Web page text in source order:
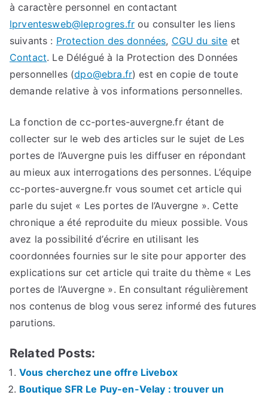
à caractère personnel en contactant
lprventesweb@leprogres.fr ou consulter les liens
suivants : Protection des données, CGU du site et
Contact. Le Délégué à la Protection des Données
personnelles (dpo@ebra.fr) est en copie de toute
demande relative à vos informations personnelles.
La fonction de cc-portes-auvergne.fr étant de
collecter sur le web des articles sur le sujet de Les
portes de l’Auvergne puis les diffuser en répondant
au mieux aux interrogations des personnes. L’équipe
cc-portes-auvergne.fr vous soumet cet article qui
parle du sujet « Les portes de l’Auvergne ». Cette
chronique a été reproduite du mieux possible. Vous
avez la possibilité d’écrire en utilisant les
coordonnées fournies sur le site pour apporter des
explications sur cet article qui traite du thème « Les
portes de l’Auvergne ». En consultant régulièrement
nos contenus de blog vous serez informé des futures
parutions.
Related Posts:
Vous cherchez une offre Livebox
Boutique SFR Le Puy-en-Velay : trouver un